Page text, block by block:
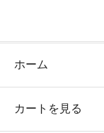
ホーム
カートを見る